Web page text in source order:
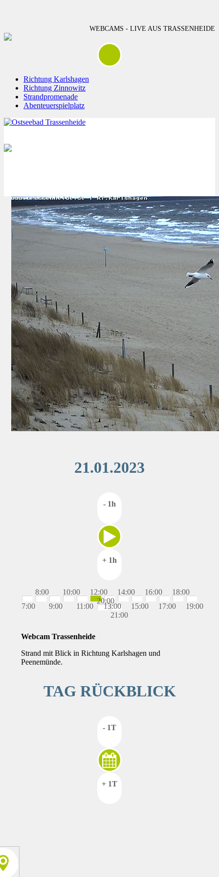
WEBCAMS - LIVE AUS TRASSENHEIDE
Richtung Karlshagen
Richtung Zinnowitz
Strandpromenade
Abenteuerspielplatz
21.01.2023
- 1h
+ 1h
7:00
8:00
9:00
10:00
11:00
12:00
13:00
14:00
15:00
16:00
17:00
18:00
19:00
20:00
21:00
Webcam Trassenheide
Strand mit Blick in Richtung Karlshagen und
Peenemünde.
TAG RÜCKBLICK
- 1T
+ 1T